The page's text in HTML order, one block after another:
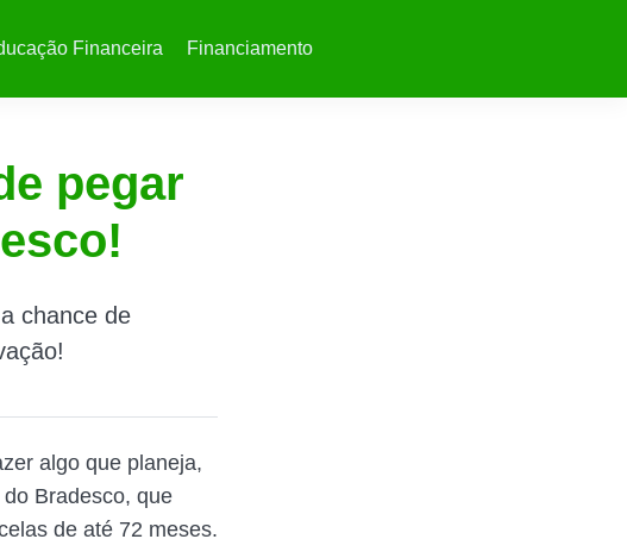
Financeira Financiamento
pegar
chance de
algo que planeja,
Bradesco, que
de até 72 meses.